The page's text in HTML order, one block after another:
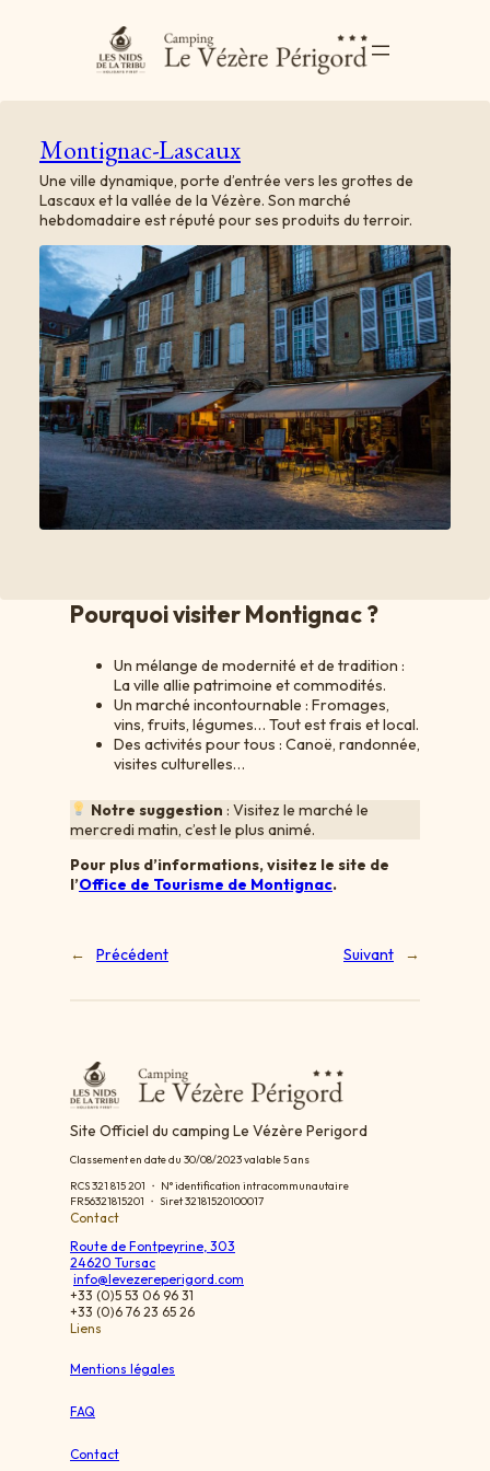
Montignac-Lascaux
Une ville dynamique, porte d’entrée vers les grottes de
Lascaux et la vallée de la Vézère. Son marché
hebdomadaire est réputé pour ses produits du terroir.
Pourquoi visiter Montignac ?
Un mélange de modernité et de tradition :
La ville allie patrimoine et commodités.
Un marché incontournable : Fromages,
vins, fruits, légumes… Tout est frais et local.
Des activités pour tous : Canoë, randonnée,
visites culturelles…
Notre suggestion : Visitez le marché le
mercredi matin, c’est le plus animé.
Pour plus d’informations, visitez le site de
l’Office de Tourisme de Montignac.
← Précédent Suivant →
Site Officiel du camping Le Vézère Perigord
Classement en date du 30/08/2023 valable 5 ans
RCS 321 815 201 ・ N° identification intracommunautaire
FR56321815201 ・ Siret 32181520100017
Contact
Route de Fontpeyrine, 303
24620 Tursac
info@levezereperigord.com
+33 (0)5 53 06 96 31
+33 (0)6 76 23 65 26
Liens
Mentions légales
FAQ
Contact